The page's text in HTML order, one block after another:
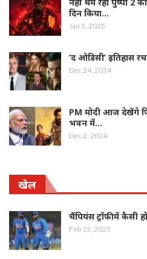
दिन किया…
Jan 3, 2025
‘द ओडिसी’ इतिहास
Dec 24, 2024
PM मोदी आज देखेंगे
भवन में…
Dec 2, 2024
खेल
चैंपियंस ट्रॉफी में कैसी
Feb 15, 2025